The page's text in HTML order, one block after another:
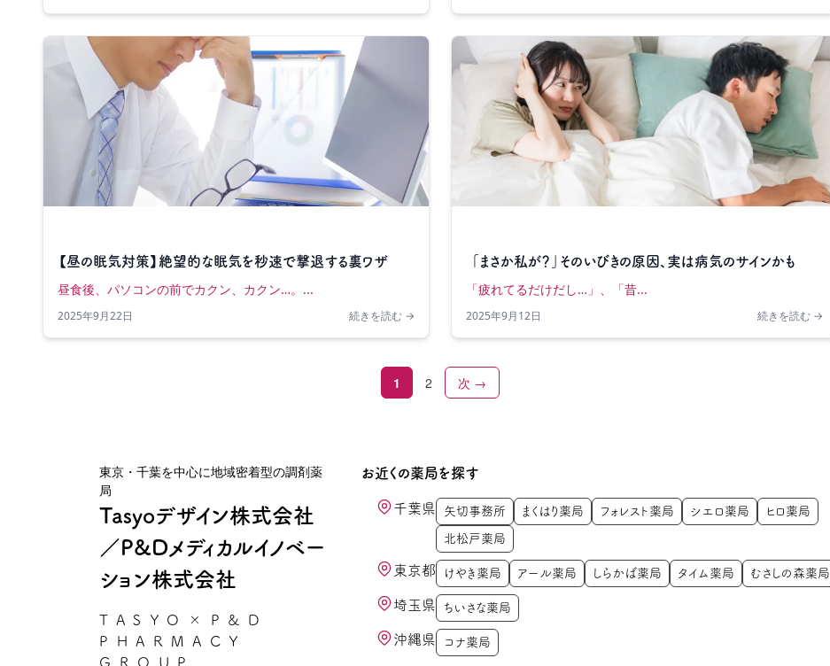
【昼の眠気対策】絶望的な眠気を秒速で撃退する裏ワザ
昼食後、パソコンの前でカクン、カクン…。...
2025年9月22日 続きを読む →
「まさか私が？」そのいびきの原因、実は病気のサインかも
「疲れてるだけだし…」、「昔...
2025年9月12日 続きを読む →
1 2 次 →
東京・千葉を中心に地域密着型の調剤薬
局
Tasyoデザイン株式会社
／P&Dメディカルイノベー
ション株式会社
TASYO×P&D
PHARMACY
GROUP
お近くの薬局を探す
千葉県 矢切事務所 まくはり薬局 フォレスト薬局 シエロ薬局 ヒロ薬局
北松戸薬局
東京都 けやき薬局 アール薬局 しらかば薬局 タイム薬局 むさしの森薬局
埼玉県 ちいさな薬局
沖縄県 コナ薬局